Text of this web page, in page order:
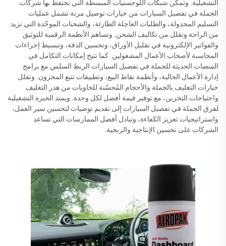
التشغيلية. وتمكّن شبكات اللوجستيات المبسطة التي تحتفظ بها شركات
الجملة في تفصيل السيارات من خيارات توصيل مرنة تشمل عمليات
التسليم المجدولة، والطلبات العاجلة الطارئة، والشحنات الموحّدة التي تزيد
من الراحة وتقلل من تكاليف الشحن. وتساهم الأنظمة الرقمية للتوثيق
والفواتير الإلكترونية في تقليل الأوراق، وتحسين الدقة، وتبسيط إجراءات
المحاسبة لأصحاب الأعمال المشغولين. كما تتيح إمكانات التكامل في
المنصات الحديثة للجملة في تفصيل السيارات الربط السلس مع برامج
إدارة الأعمال الحالية، وأنظمة نقاط البيع، وتطبيقات تتبع المخزون. وتقلل
خيارات التغليف بالجملة والأحجام المُحسّنة للحاويات من هدر التغليف
واحتياجات التخزين، مع توفير قيمة أفضل لكل وحدة. ويمتد الخبرة التشغيلية
لفرق الجملة في تفصيل السيارات إلى تقديم توصيات لتحسين سير العمل،
واستراتيجيات تعزيز الكفاءة، وتبادل أفضل الممارسات التي تساعد
الشركات على تحسين الإنتاجية والربحية.